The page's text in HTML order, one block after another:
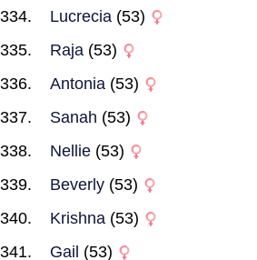
Lucrecia (53)
Raja (53)
Antonia (53)
Sanah (53)
Nellie (53)
Beverly (53)
Krishna (53)
Gail (53)